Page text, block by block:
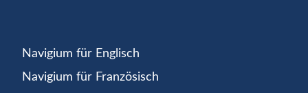
Navigium für Englisch
Navigium für Französisch